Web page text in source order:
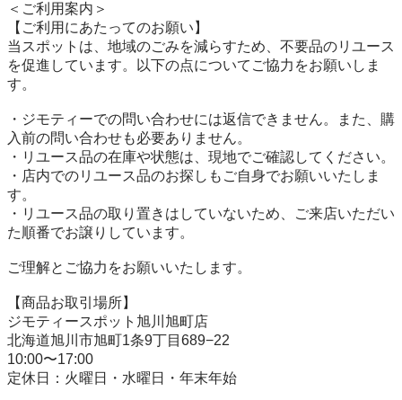
＜ご利用案内＞
【ご利用にあたってのお願い】
当スポットは、地域のごみを減らすため、不要品のリユース
を促進しています。以下の点についてご協力をお願いしま
す。
・ジモティーでの問い合わせには返信できません。また、購
入前の問い合わせも必要ありません。
・リユース品の在庫や状態は、現地でご確認してください。
・店内でのリユース品のお探しもご自身でお願いいたしま
す。
・リユース品の取り置きはしていないため、ご来店いただい
た順番でお譲りしています。
ご理解とご協力をお願いいたします。
【商品お取引場所】
ジモティースポット旭川旭町店
北海道旭川市旭町1条9丁目689−22
10:00〜17:00
定休日：火曜日・水曜日・年末年始